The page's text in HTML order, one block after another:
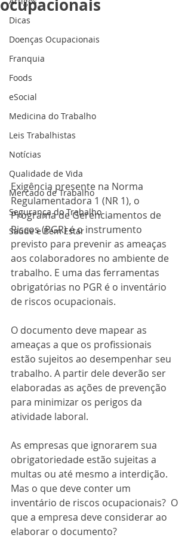
Dicas
Doenças Ocupacionais
Franquia
Foods
eSocial
Medicina do Trabalho
Leis Trabalhistas
Notícias
Qualidade de Vida
Mercado de Trabalho
Segurança do Trabalho
Saúde e Bem Estar
ocupacionais
Exigência presente na Norma
Regulamentadora 1 (NR 1), o
Programa de Gerenciamentos de
Riscos (PGR) é o instrumento
previsto para prevenir as ameaças
aos colaboradores no ambiente de
trabalho. E uma das ferramentas
obrigatórias no PGR é o inventário
de riscos ocupacionais.
O documento deve mapear as
ameaças a que os profissionais
estão sujeitos ao desempenhar seu
trabalho. A partir dele deverão ser
elaboradas as ações de prevenção
para minimizar os perigos da
atividade laboral.
As empresas que ignorarem sua
obrigatoriedade estão sujeitas a
multas ou até mesmo a interdição.
Mas o que deve conter um
inventário de riscos ocupacionais?  O
que a empresa deve considerar ao
elaborar o documento?